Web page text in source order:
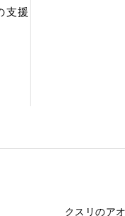
支援
クスリのア